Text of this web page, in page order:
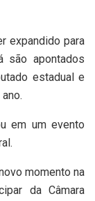
expandido para
são apontados
estadual e
em um evento
momento na
da Câmara